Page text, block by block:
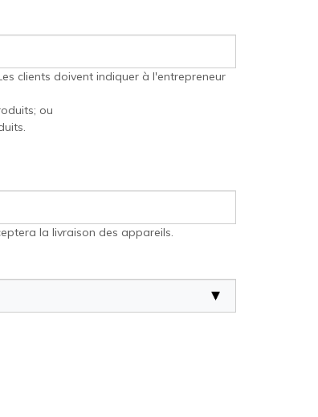
clients doivent indiquer à l'entrepreneur
ou
la livraison des appareils.